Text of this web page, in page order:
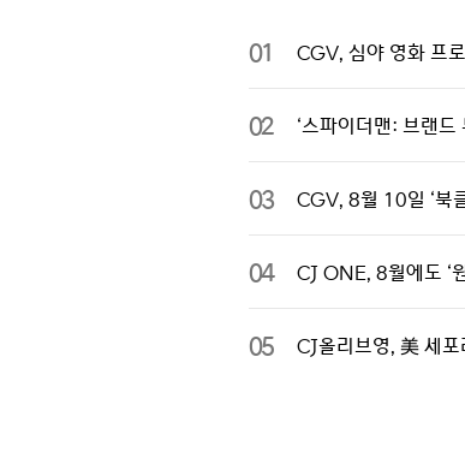
01 CGV, 심야 영화 프
02 ‘스파이더맨: 브랜
03 CGV, 8월 10일 ‘북
04 CJ ONE, 8월에도 ‘
05 CJ올리브영, 美 세